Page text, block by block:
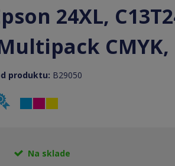
24XL,
CMYK,
produktu: B29050
Na sklade